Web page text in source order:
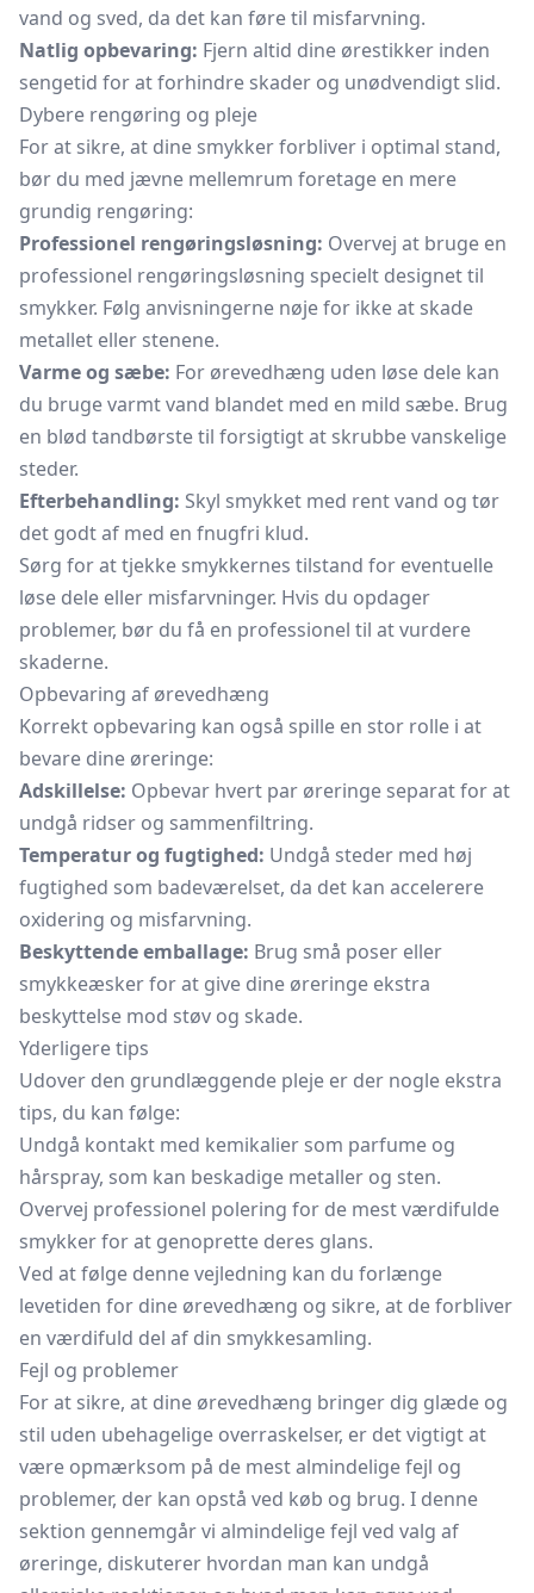
vand og sved, da det kan føre til misfarvning.
Natlig opbevaring: Fjern altid dine ørestikker inden
sengetid for at forhindre skader og unødvendigt slid.
Dybere rengøring og pleje
For at sikre, at dine smykker forbliver i optimal stand,
bør du med jævne mellemrum foretage en mere
grundig rengøring:
Professionel rengøringsløsning: Overvej at bruge en
professionel rengøringsløsning specielt designet til
smykker. Følg anvisningerne nøje for ikke at skade
metallet eller stenene.
Varme og sæbe: For ørevedhæng uden løse dele kan
du bruge varmt vand blandet med en mild sæbe. Brug
en blød tandbørste til forsigtigt at skrubbe vanskelige
steder.
Efterbehandling: Skyl smykket med rent vand og tør
det godt af med en fnugfri klud.
Sørg for at tjekke smykkernes tilstand for eventuelle
løse dele eller misfarvninger. Hvis du opdager
problemer, bør du få en professionel til at vurdere
skaderne.
Opbevaring af ørevedhæng
Korrekt opbevaring kan også spille en stor rolle i at
bevare dine øreringe:
Adskillelse: Opbevar hvert par øreringe separat for at
undgå ridser og sammenfiltring.
Temperatur og fugtighed: Undgå steder med høj
fugtighed som badeværelset, da det kan accelerere
oxidering og misfarvning.
Beskyttende emballage: Brug små poser eller
smykkeæsker for at give dine øreringe ekstra
beskyttelse mod støv og skade.
Yderligere tips
Udover den grundlæggende pleje er der nogle ekstra
tips, du kan følge:
Undgå kontakt med kemikalier som parfume og
hårspray, som kan beskadige metaller og sten.
Overvej professionel polering for de mest værdifulde
smykker for at genoprette deres glans.
Ved at følge denne vejledning kan du forlænge
levetiden for dine ørevedhæng og sikre, at de forbliver
en værdifuld del af din smykkesamling.
Fejl og problemer
For at sikre, at dine ørevedhæng bringer dig glæde og
stil uden ubehagelige overraskelser, er det vigtigt at
være opmærksom på de mest almindelige fejl og
problemer, der kan opstå ved køb og brug. I denne
sektion gennemgår vi almindelige fejl ved valg af
øreringe, diskuterer hvordan man kan undgå